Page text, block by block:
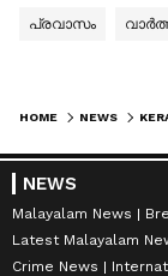
പ്രവാസം
HOME NEWS
NEWS
Malayalam News
Latest Malayalam
Crime News